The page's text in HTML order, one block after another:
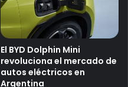
El BYD Dolphin Mini
revoluciona el mercado de
autos eléctricos en
Argentina